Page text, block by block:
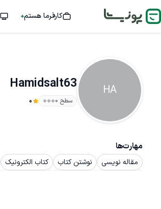
کارفرما هستم
HA
Hamidsalt63
سطح ۰ 0
مهارت‌ها
مقاله نویسی نوشتن کتاب کتاب الکترونیک